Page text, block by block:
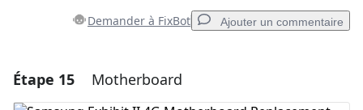
Demander à FixBot Ajouter un commentaire
Ajouter un commentaire
Étape 15 Motherboard